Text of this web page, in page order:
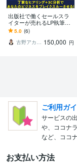
出版社で働くセールスラ
イターが売れるLP執筆し
ます セールス運用経験と
執筆スキルで集客・商品
の価値を伝えきる！
5.0 (6)
古野アカネ｜マーケター＋プロデューサー 150,000 円
ご利用ガ
サービスの
や、ココナ
など、ココ
お支払い方法